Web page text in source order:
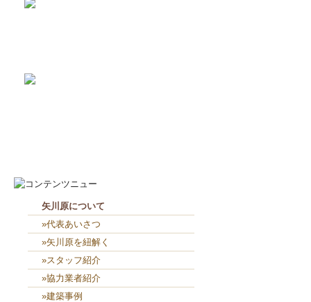
矢川原について
»代表あいさつ
»矢川原を紐解く
»スタッフ紹介
»協力業者紹介
»建築事例